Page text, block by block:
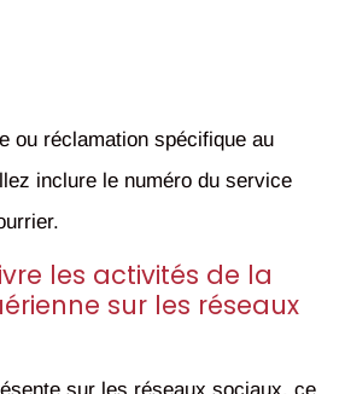
ou réclamation spécifique au
inclure le numéro du service
les activités de la
sur les réseaux